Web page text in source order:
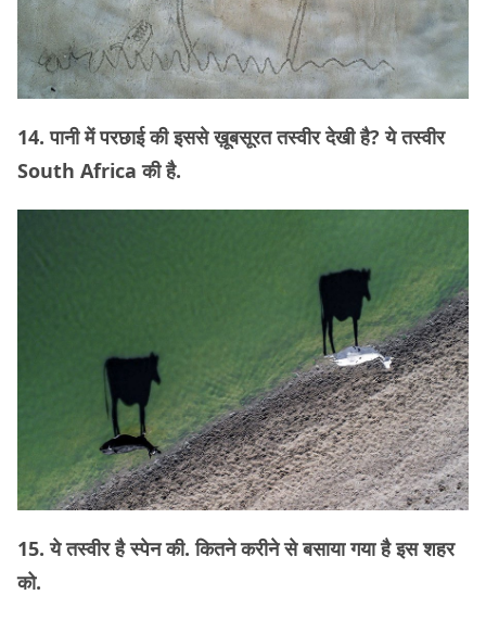
14. पानी में परछाई की इससे ख़ूबसूरत तस्वीर देखी है? ये तस्वीर
South Africa की है.
15. ये तस्वीर है स्पेन की. कितने करीने से बसाया गया है इस शहर
को.